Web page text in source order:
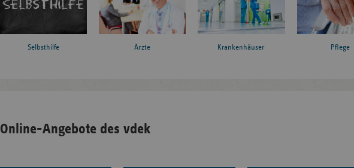
Selbsthilfe Ärzte Krankenhäuser Pflege
Online-Angebote des vdek